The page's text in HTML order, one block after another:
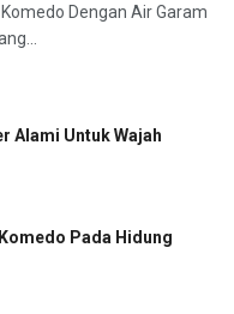
Dengan Air Garam
Alami Untuk Wajah
Pada Hidung